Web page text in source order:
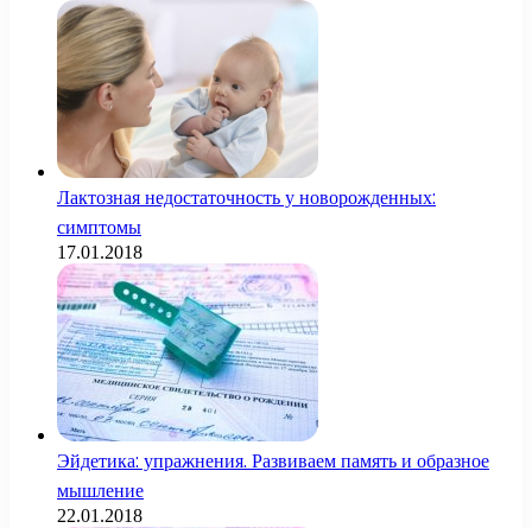
Лактозная недостаточность у новорожденных:
симптомы
17.01.2018
Эйдетика: упражнения. Развиваем память и образное
мышление
22.01.2018